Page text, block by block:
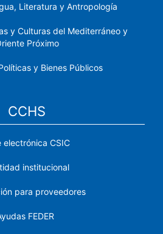
Literatura y Antropología
y Culturas del Mediterráneo y
Próximo
y Bienes Públicos
CCHS
electrónica CSIC
institucional
para proveedores
FEDER